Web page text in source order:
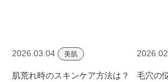
2026.03.04 美肌
肌荒れ時のスキンケア方法は？
毛穴の